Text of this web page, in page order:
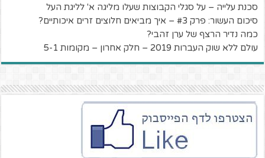
סכנת עלייה – על סגלי הקבוצות שעלו מליגה א' לליגת העל
סיכום העשור: פרק #3 – איך מביאים חלוצים זרים איכותיים?
כמה נדיר הרצף של ערן זהבי?
עולם ללא שוק העברות 2019 – חלק אחרון – מקומות 5-1